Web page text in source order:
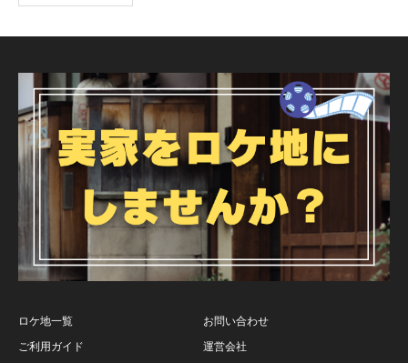
ロケ地一覧
ご利用ガイド
お問い合わせ
運営会社